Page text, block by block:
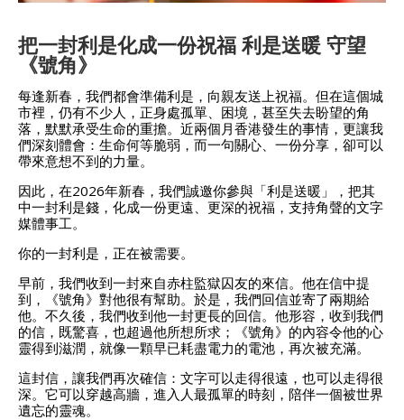
把一封利是化成一份祝福 利是送暖 守望
《號角》
每逢新春，我們都會準備利是，向親友送上祝福。但在這個城
市裡，仍有不少人，正身處孤單、困境，甚至失去盼望的角
落，默默承受生命的重擔。近兩個月香港發生的事情，更讓我
們深刻體會：生命何等脆弱，而一句關心、一份分享，卻可以
帶來意想不到的力量。
因此，在2026年新春，我們誠邀你參與「利是送暖」，把其
中一封利是錢，化成一份更遠、更深的祝福，支持角聲的文字
媒體事工。
你的一封利是，正在被需要。
早前，我們收到一封來自赤柱監獄囚友的來信。他在信中提
到，《號角》對他很有幫助。於是，我們回信並寄了兩期給
他。不久後，我們收到他一封更長的回信。他形容，收到我們
的信，既驚喜，也超過他所想所求；《號角》的內容令他的心
靈得到滋潤，就像一顆早已耗盡電力的電池，再次被充滿。
這封信，讓我們再次確信：文字可以走得很遠，也可以走得很
深。它可以穿越高牆，進入人最孤單的時刻，陪伴一個被世界
遺忘的靈魂。